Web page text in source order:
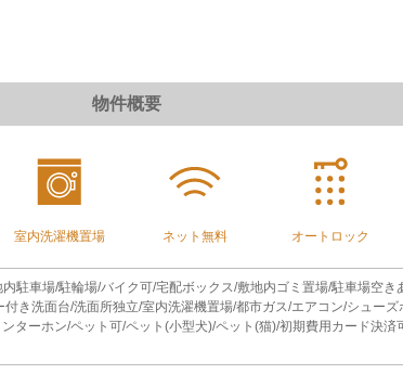
物件概要
室内洗濯機置場 ネット無料 オートロック
駐車場/駐輪場/バイク可/宅配ボックス/敷地内ゴミ置場/駐車場空
き洗面台/洗面所独立/室内洗濯機置場/都市ガス/エアコン/シュー
ターホン/ペット可/ペット(小型犬)/ペット(猫)/初期費用カード決